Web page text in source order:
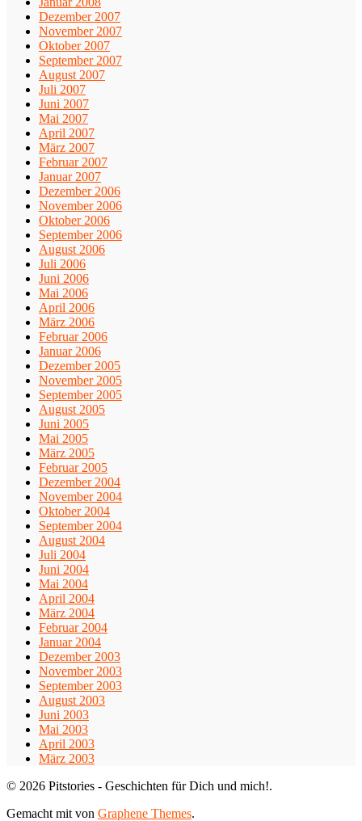
Dezember 2007
November 2007
Oktober 2007
September 2007
August 2007
Juli 2007
Juni 2007
Mai 2007
April 2007
März 2007
Februar 2007
Januar 2007
Dezember 2006
November 2006
Oktober 2006
September 2006
August 2006
Juli 2006
Juni 2006
Mai 2006
April 2006
März 2006
Februar 2006
Januar 2006
Dezember 2005
November 2005
September 2005
August 2005
Juni 2005
Mai 2005
März 2005
Februar 2005
Dezember 2004
November 2004
Oktober 2004
September 2004
August 2004
Juli 2004
Juni 2004
Mai 2004
April 2004
März 2004
Februar 2004
Januar 2004
Dezember 2003
November 2003
September 2003
August 2003
Juni 2003
Mai 2003
April 2003
März 2003
© 2026 Pitstories - Geschichten für Dich und mich!.
Gemacht mit von Graphene Themes.